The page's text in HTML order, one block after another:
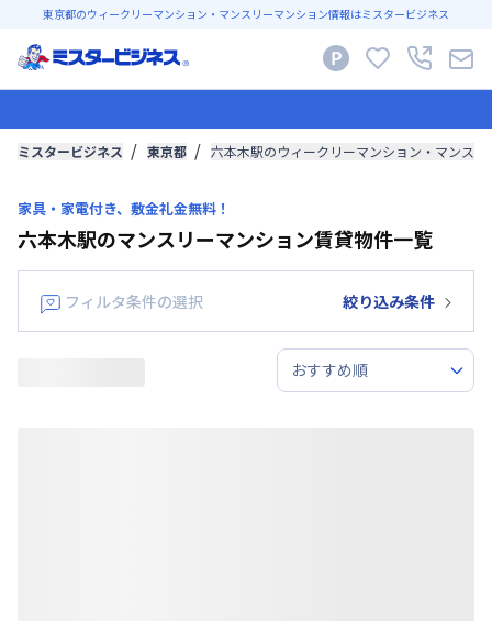
東京都のウィークリーマンション・マンスリーマンション情報はミスタービジネス
ミスタービジネス 東京都 六本木駅のウィークリーマンション・マンス
家具・家電付き、敷金礼金無料！
六本木駅のマンスリーマンション賃貸物件一覧
フィルタ条件の選択 絞り込み条件